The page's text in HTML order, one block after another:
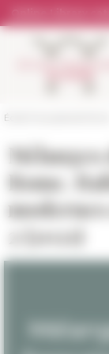
École française de Rome
Rome.
2 (2021)
Cookies